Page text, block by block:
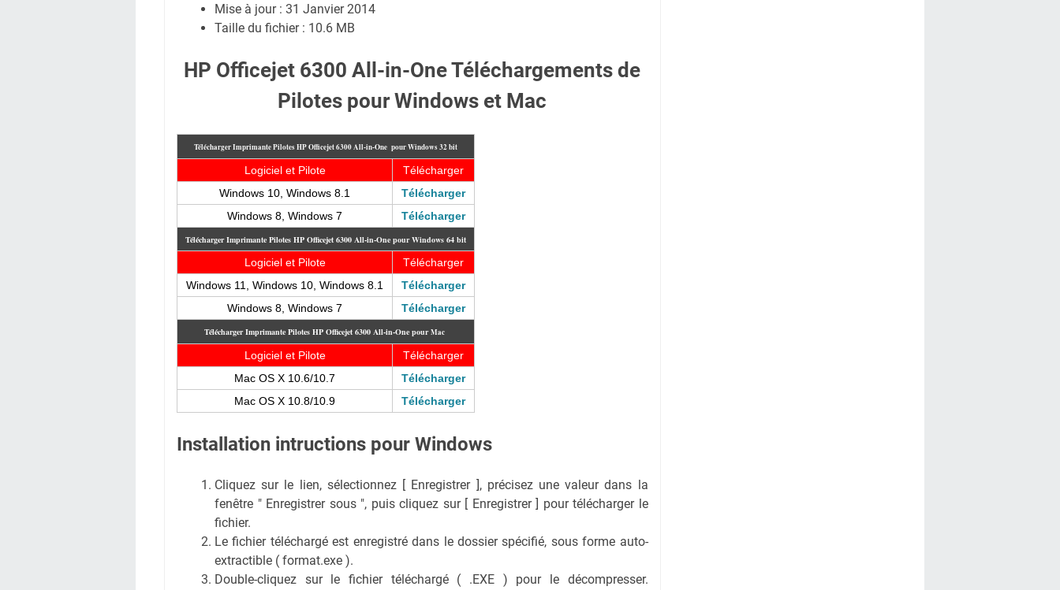
Mise à jour : 31 Janvier 2014
Taille du fichier : 10.6 MB
HP Officejet 6300 All-in-One Téléchargements de
Pilotes pour Windows et Mac
Télécharger Imprimante Pilotes HP Officejet 6300 All-in-One pour Windows 32 bit
Logiciel et Pilote
Télécharger
Windows 10, Windows 8.1
Télécharger
Windows 8, Windows 7
Télécharger
Télécharger Imprimante Pilotes HP Officejet 6300 All-in-One pour Windows 64 bit
Logiciel et Pilote
Télécharger
Windows 11, Windows 10, Windows 8.1
Télécharger
Windows 8, Windows 7
Télécharger
Télécharger Imprimante Pilotes HP Officejet 6300 All-in-One pourMac
Logiciel et Pilote
Télécharger
Mac OS X 10.6/10.7
Télécharger
Mac OS X 10.8/10.9
Télécharger
Installation intructions pour Windows
Cliquez sur le lien, sélectionnez [ Enregistrer ], précisez une valeur dans la
fenêtre " Enregistrer sous ", puis cliquez sur [ Enregistrer ] pour télécharger le
fichier.
Le fichier téléchargé est enregistré dans le dossier spécifié, sous forme auto-
extractible ( format.exe ).
Double-cliquez sur le fichier téléchargé ( .EXE ) pour le décompresser.